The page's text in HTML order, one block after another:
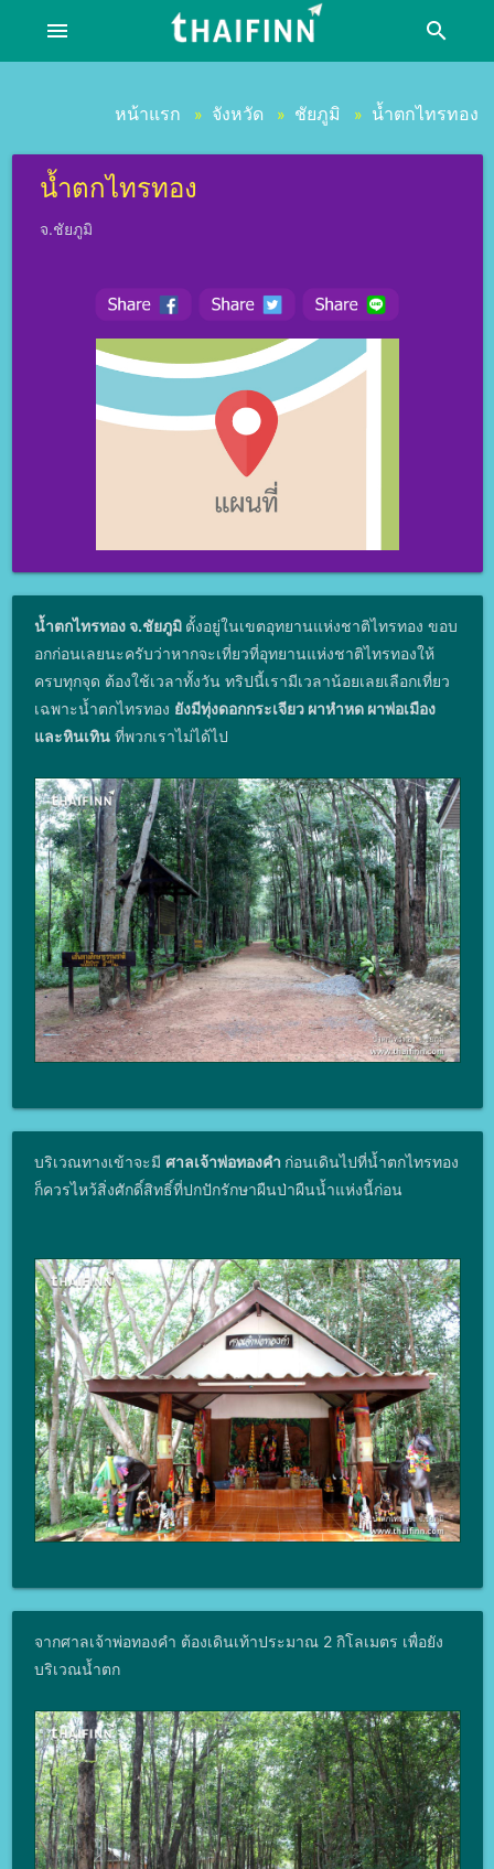
menu search
หน้าแรก » จังหวัด » ชัยภูมิ » น้ำตกไทรทอง
น้ำตกไทรทอง
จ.ชัยภูมิ
น้ำตกไทรทอง จ.ชัยภูมิ ตั้งอยู่ในเขตอุทยานแห่งชาติไทรทอง ขอบ
อกก่อนเลยนะครับว่าหากจะเที่ยวที่อุทยานแห่งชาติไทรทองให้
ครบทุกจุด ต้องใช้เวลาทั้งวัน ทริปนี้เรามีเวลาน้อยเลยเลือกเที่ยว
เฉพาะน้ำตกไทรทอง ยังมีทุ่งดอกกระเจียว ผาหำหด ผาพ่อเมือง
และหินเทินที่พวกเราไม่ได้ไป
บริเวณทางเข้าจะมี ศาลเจ้าพ่อทองคำ ก่อนเดินไปที่น้ำตกไทรทอง
ก็ควรไหว้สิ่งศักดิ์สิทธิ์ที่ปกปักรักษาผืนป่าผืนน้ำแห่งนี้ก่อน
จากศาลเจ้าพ่อทองคำ ต้องเดินเท้าประมาณ 2 กิโลเมตร เพื่อยัง
บริเวณน้ำตก